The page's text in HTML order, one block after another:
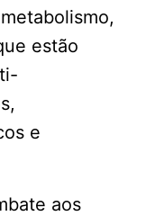
estão
e
aos